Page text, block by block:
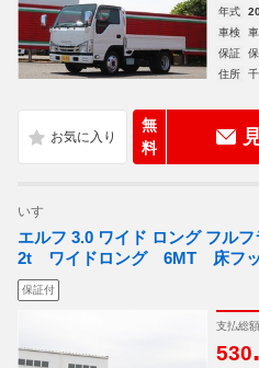
年式
車検
保証
住所
無
料
いすゞ
エルフ 3.0 ワイド ロング フル
2t ワイドロング 6MT 床フ
保証付
支払総額
530.